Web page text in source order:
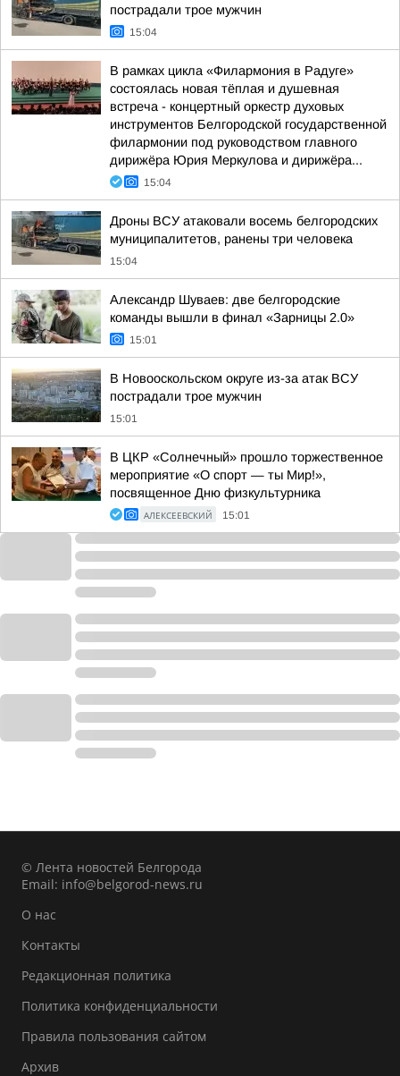
пострадали трое мужчин
15:04
В рамках цикла «Филармония в Радуге»
состоялась новая тёплая и душевная
встреча - концертный оркестр духовых
инструментов Белгородской государственной
филармонии под руководством главного
дирижёра Юрия Меркулова и дирижёра...
15:04
Дроны ВСУ атаковали восемь белгородских
муниципалитетов, ранены три человека
15:04
Александр Шуваев: две белгородские
команды вышли в финал «Зарницы 2.0»
15:01
В Новооскольском округе из-за атак ВСУ
пострадали трое мужчин
15:01
В ЦКР «Солнечный» прошло торжественное
мероприятие «О спорт — ты Мир!»,
посвященное Дню физкультурника
АЛЕКСЕЕВСКИЙ 15:01
© Лента новостей Белгорода
Email: info@belgorod-news.ru
О нас
Контакты
Редакционная политика
Политика конфиденциальности
Правила пользования сайтом
Архив